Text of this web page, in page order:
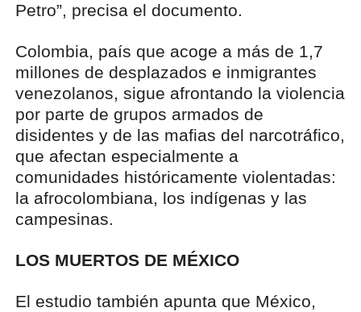
Petro”, precisa el documento.
Colombia, país que acoge a más de 1,7
millones de desplazados e inmigrantes
venezolanos, sigue afrontando la violencia
por parte de grupos armados de
disidentes y de las mafias del narcotráfico,
que afectan especialmente a
comunidades históricamente violentadas:
la afrocolombiana, los indígenas y las
campesinas.
LOS MUERTOS DE MÉXICO
El estudio también apunta que México,